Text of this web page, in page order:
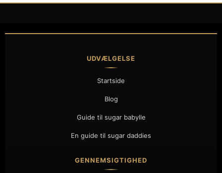
UDVÆLGELSE
Startside
Blog
Guide til sugar babylle
En guide til sugar daddies
GENNEMSIGTIGHED